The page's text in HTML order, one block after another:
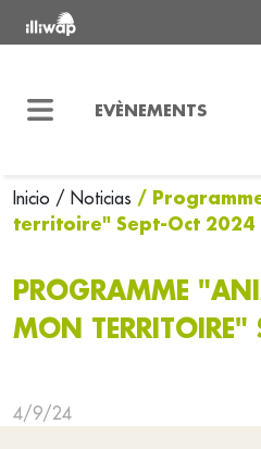
EVÈNEMENTS
Inicio / Noticias /
territoire" Sept-Oct 2024
PROGRAMME
MON
4/9/24